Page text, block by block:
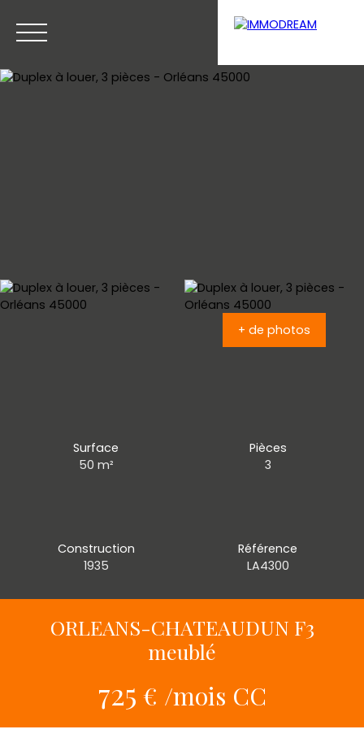
+ de photos
Surface
50 m²
Pièces
3
Construction
1935
Référence
LA4300
ORLEANS-CHATEAUDUN F3
meublé
725 € /mois CC